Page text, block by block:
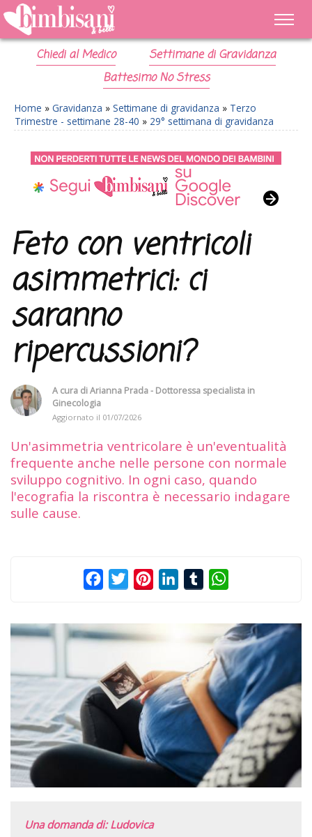
Chiedi al Medico
Settimane di Gravidanza
Battesimo No Stress
Home » Gravidanza » Settimane di gravidanza » Terzo
Trimestre - settimane 28-40 » 29° settimana di gravidanza
Feto con ventricoli
asimmetrici: ci
saranno
ripercussioni?
A cura diArianna Prada - Dottoressa specialista in
Ginecologia
Aggiornato il 01/07/2026
Un'asimmetria ventricolare è un'eventualità
frequente anche nelle persone con normale
sviluppo cognitivo. In ogni caso, quando
l'ecografia la riscontra è necessario indagare
sulle cause.
FacebookTwitterPinterestLinkedInTumblr
Una domanda di: Ludovica